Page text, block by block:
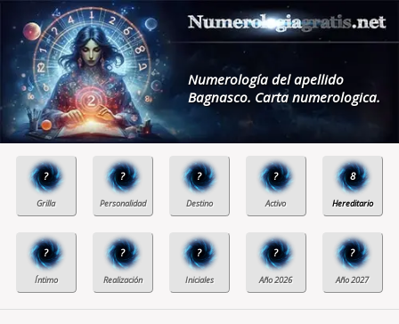
Numerología del apellido
Bagnasco. Carta numerologica.
? ? ? ? 8
? ? ? ? ?